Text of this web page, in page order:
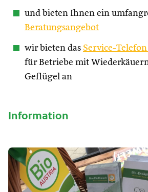
und bieten Ihnen ein
Beratungsangebot
wir bieten das Service-
für Betriebe mit
Geflügel an
Information